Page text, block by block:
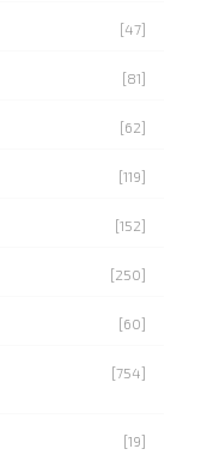
[47]
[81]
[62]
[119]
[152]
[250]
[60]
[754]
[19]